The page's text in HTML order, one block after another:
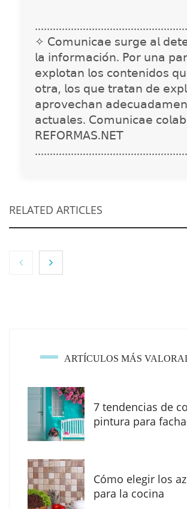
✧ 𝖢𝗈𝗆𝗎𝗇𝗂𝖼𝖺𝖾 𝗌𝗎𝗋𝗀𝖾 𝖺𝗅
𝗅𝖺 𝗂𝗇𝖿𝗈𝗋𝗆𝖺𝖼𝗂𝗈́𝗇. 𝖯𝗈𝗋 𝗎𝗇𝖺
𝖾𝗑𝗉𝗅𝗈𝗍𝖺𝗇 𝗅𝗈𝗌 𝖼𝗈𝗇𝗍𝖾𝗇𝗂𝖽𝗈𝗌
𝗈𝗍𝗋𝖺, 𝗅𝗈𝗌 𝗊𝗎𝖾 𝗍𝗋𝖺𝗍𝖺𝗇 𝖽𝖾
𝖺𝗉𝗋𝗈𝗏𝖾𝖼𝗁𝖺𝗇
𝖺𝖼𝗍𝗎𝖺𝗅𝖾𝗌. 𝖢𝗈𝗆𝗎𝗇𝗂𝖼𝖺𝖾
𝖱𝖤𝖥𝖮𝖱𝖬𝖠𝖲.𝖭𝖤𝖳
RELATED ARTICLES
MBF Construcciones refuerza su
digital con una nueva web de
Madrid
ARTÍCULOS MÁS
7 tendencias de
pintura para
Cómo elegir los
para la cocina